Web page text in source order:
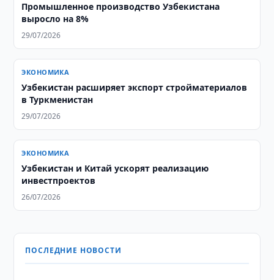
Промышленное производство Узбекистана
выросло на 8%
29/07/2026
ЭКОНОМИКА
Узбекистан расширяет экспорт стройматериалов
в Туркменистан
29/07/2026
ЭКОНОМИКА
Узбекистан и Китай ускорят реализацию
инвестпроектов
26/07/2026
ПОСЛЕДНИЕ НОВОСТИ